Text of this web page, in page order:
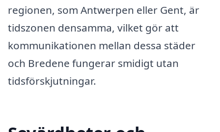
regionen, som Antwerpen eller Gent, är
tidszonen densamma, vilket gör att
kommunikationen mellan dessa städer
och Bredene fungerar smidigt utan
tidsförskjutningar.